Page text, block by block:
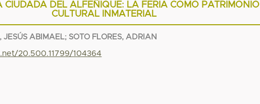
CIUDADA DEL ALFEÑIQUE: LA FERIA COMO PATRIMONIO
CULTURAL INMATERIAL
JESÚS ABIMAEL; SOTO FLORES, ADRIAN
20.500.11799/104364